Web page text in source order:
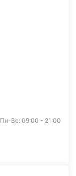
Пн-Вс: 09:00 - 21:00